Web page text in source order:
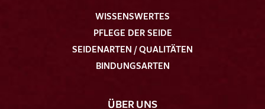
WISSENSWERTES
PFLEGE DER SEIDE
SEIDENARTEN / QUALITÄTEN
BINDUNGSARTEN
ÜBER UNS